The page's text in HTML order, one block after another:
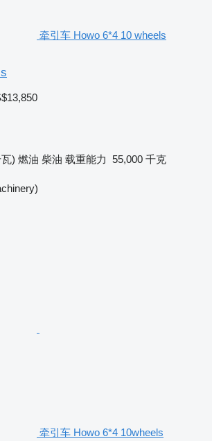
牵引车 Howo 6*4 10 wheels
) 燃油 柴油 载重能力 55,000 千克
牵引车 Howo 6*4 10wheels